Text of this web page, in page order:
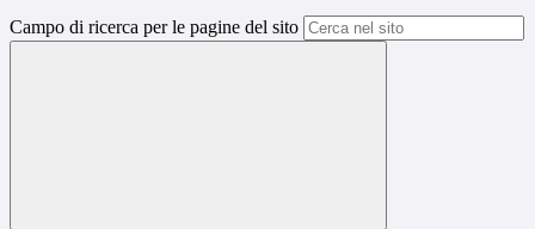
Campo di ricerca per le pagine del sito